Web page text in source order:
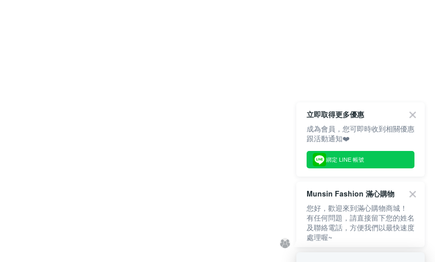
立即取得更多優惠
成為會員，您可即時收到相關優惠
跟活動通知❤️
綁定 LINE 帳號
Munsin Fashion 滿心購物
您好，歡迎來到滿心購物商城！
有任何問題，請直接留下您的姓名
及聯絡電話，方便我們以最快速度
處理喔~